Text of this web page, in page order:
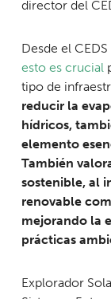
director del
Desde el
esto es crucial
tipo de
reducir la
hídricos,
elemento
También
sostenible, al
renovable
mejorando la
prácticas
Explorador